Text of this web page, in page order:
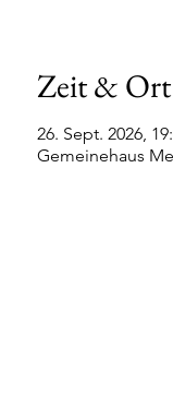
Zeit & Ort
26. Sept. 2026,
Gemeinehaus